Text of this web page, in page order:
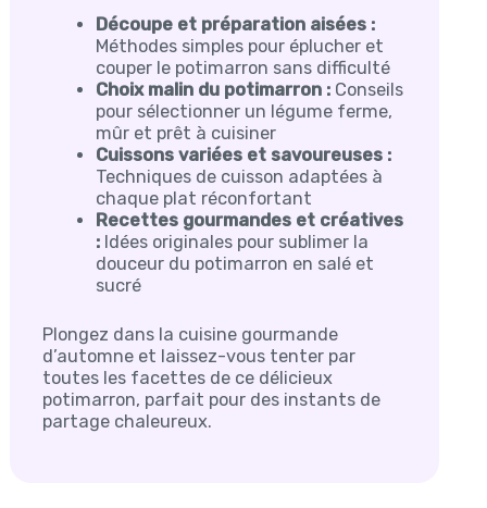
Découpe et préparation aisées :
Méthodes simples pour éplucher et
couper le potimarron sans difficulté
Choix malin du potimarron : Conseils
pour sélectionner un légume ferme,
mûr et prêt à cuisiner
Cuissons variées et savoureuses :
Techniques de cuisson adaptées à
chaque plat réconfortant
Recettes gourmandes et créatives
: Idées originales pour sublimer la
douceur du potimarron en salé et
sucré
Plongez dans la cuisine gourmande
d’automne et laissez-vous tenter par
toutes les facettes de ce délicieux
potimarron, parfait pour des instants de
partage chaleureux.